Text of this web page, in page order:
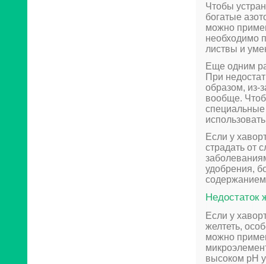
Чтобы
богатые
можно
необходимо
листвы и
Еще одним
При
образом, из-
вообще.
специальные
Если у
страдать от
удобрения,
содержанием
Недостаток
Если у
желтеть,
можно
высоком pH